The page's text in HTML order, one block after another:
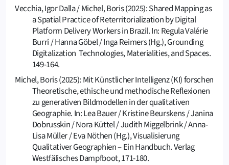
Vecchia, Igor Dalla / Michel, Boris (2025): Shared Mapping as
a Spatial Practice of Reterritorialization by Digital
Platform Delivery Workers in Brazil. In: Regula Valérie
Burri / Hanna Göbel / Inga Reimers (Hg.), Grounding
Digitalization Technologies, Materialities, and Spaces.
149-164.
Michel, Boris (2025): Mit Künstlicher Intelligenz (KI) forschen
Theoretische, ethische und methodische Reflexionen
zu generativen Bildmodellen in der qualitativen
Geographie. In: Lea Bauer / Kristine Beurskens / Janina
Dobrusskin / Nora Küttel / Judith Miggelbrink / Anna-
Lisa Müller / Eva Nöthen (Hg.), Visualisierung
Qualitativer Geographien – Ein Handbuch. Verlag
Westfälisches Dampfboot, 171-180.